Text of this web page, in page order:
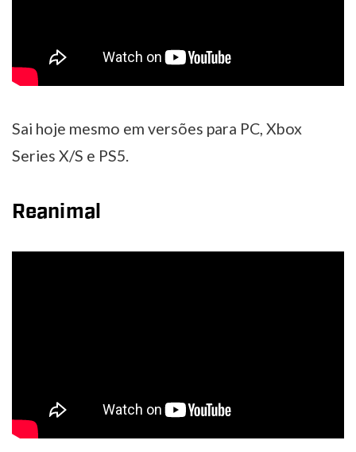
Sai hoje mesmo em versões para PC, Xbox
Series X/S e PS5.
Reanimal